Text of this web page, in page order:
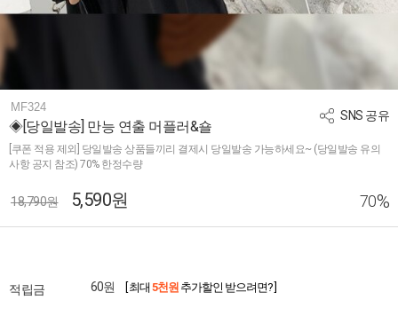
SNS 공유
MF324
◈[당일발송] 만능 연출 머플러&숄
[쿠폰 적용 제외] 당일발송 상품들끼리 결제시 당일발송 가능하세요~ (당일발송 유의
사항 공지 참조) 70% 한정수량
18,790원 5,590원 70%
적립금 60원 [ 최대 5천원 추가할인 받으려면? ]